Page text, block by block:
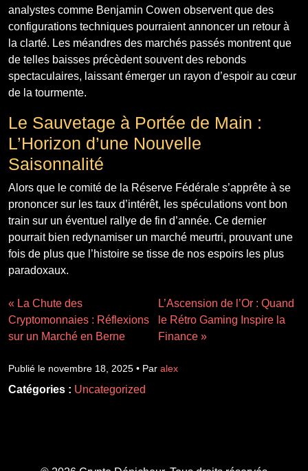
analystes comme Benjamin Cowen observent que des
configurations techniques pourraient annoncer un retour à
la clarté. Les méandres des marchés passés montrent que
de telles baisses précèdent souvent des rebonds
spectaculaires, laissant émerger un rayon d’espoir au cœur
de la tourmente.
Le Sauvetage à Portée de Main :
L’Horizon d’une Nouvelle
Saisonnalité
Alors que le comité de la Réserve Fédérale s’apprête à se
prononcer sur les taux d’intérêt, les spéculations vont bon
train sur un éventuel rallye de fin d’année. Ce dernier
pourrait bien redynamiser un marché meurtri, prouvant une
fois de plus que l’histoire se tisse de nos espoirs les plus
paradoxaux.
« La Chute des
Cryptomonnaies : Réflexions
sur un Marché en Berne
L’Ascension de l’Or : Quand
le Rétro Gaming Inspire la
Finance »
Publié le novembre 18, 2025 • Par alex
Catégories : Uncategorized